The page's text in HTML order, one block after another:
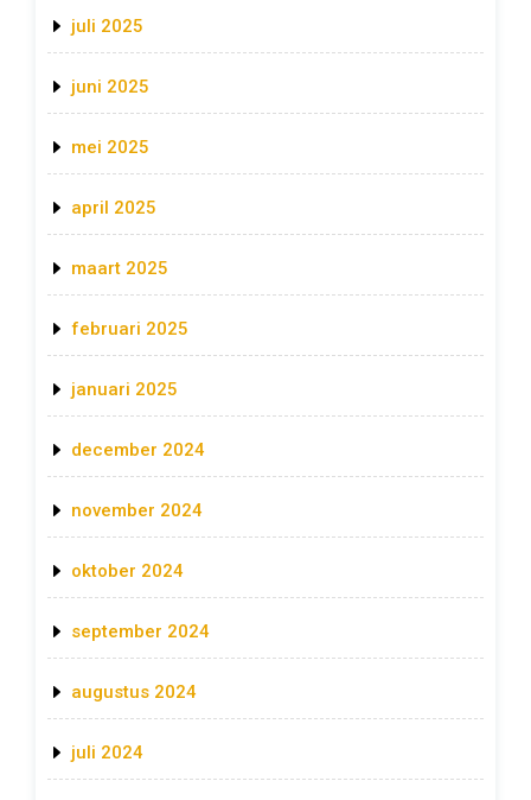
juli 2025
juni 2025
mei 2025
april 2025
maart 2025
februari 2025
januari 2025
december 2024
november 2024
oktober 2024
september 2024
augustus 2024
juli 2024